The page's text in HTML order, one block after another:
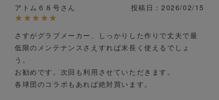
アトム６８号 投稿日 2026/02/15
さすがグラブメーカー、しっかりした作りで丈夫で最
低限のメンテナンスさえすれば末長く使えるでしょ
う。
お勧めです。次回も利用させていただきます。
各球団のコラボもあれば絶対買います。